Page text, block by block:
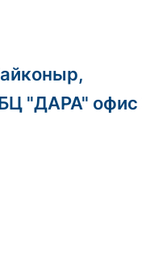
"ДАРА" офис